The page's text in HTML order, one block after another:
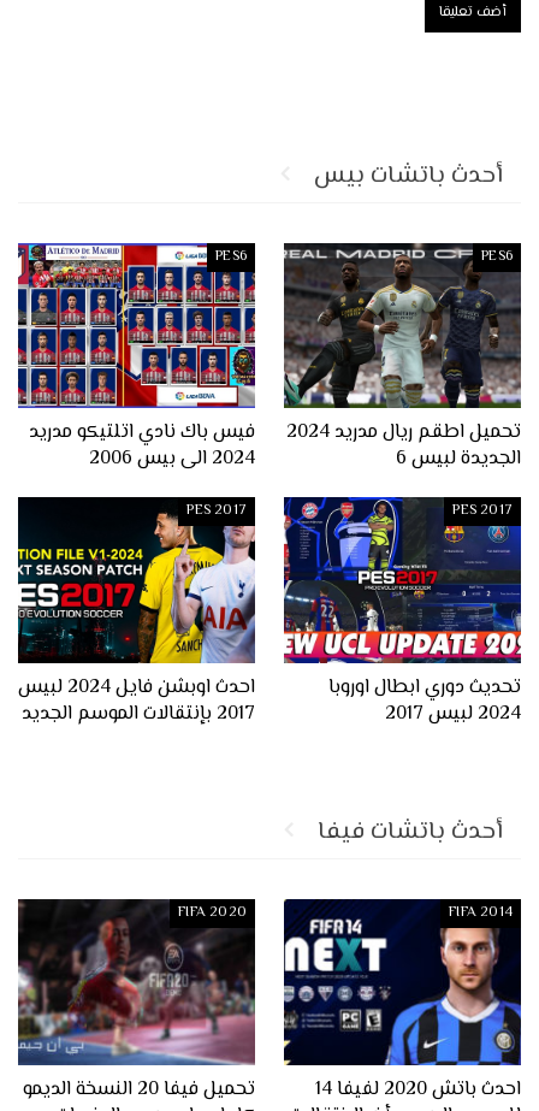
أحدث باتشات بيس
PES6
تحميل اطقم ريال مدريد 2024
الجديدة لبيس 6
PES6
فيس باك نادي اتلتيكو مدريد
2024 الى بيس 2006
PES 2017
تحديث دوري ابطال اوروبا
2024 لبيس 2017
PES 2017
احدث اوبشن فايل 2024 لبيس
2017 بإنتقالات الموسم الجديد
أحدث باتشات فيفا
FIFA 2014
احدث باتش 2020 لفيفا 14
FIFA 2020
تحميل فيفا 20 النسخة الديمو